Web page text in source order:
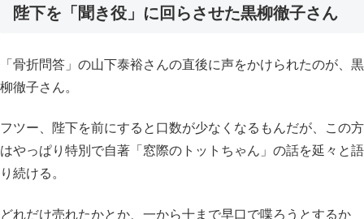
陛下を「聞き役」に回らさせた黒柳徹子さん
「骨折問答」の山下泰裕さんの直後に声をかけられたのが、黒
柳徹子さん。
フツー、陛下を前にすると口数が少なくなるもんだが、この方
はやっぱり特別で自著「窓際のトットちゃん」の話を延々と語
り続ける。
どれだけ売れたかとか、一から十まで早口で喋ろうとするか